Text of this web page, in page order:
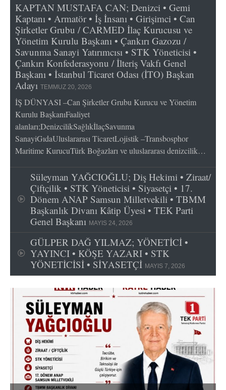
KAPTAN MUSTAFA CAN; Denizci • Gemi
Kaptanı • Armatör • İş İnsanı • Girişimci • Can
Şirketler Grubu / CARMED İlaç Kurucusu ve
Yönetim Kurulu Başkanı • Çankırı Gazozu /
Savunma Sanayi Yatırımcısı • STK Yöneticisi •
Çankırı Konfederasyonu / İlteriş Vakfı Genel
Başkanı • İstanbul Ticaret Odası (İTO) Başkan
Adayı TEMMUZ 20, 2026
İŞ DÜNYASI –Can Şirketler Grubu Kurucu ve Yönetim
Kurulu BaşkanıFaaliyet
alanları;DenizcilikSağlıkİlaçSavunma
SanayiGıdaUluslararası TicaretLojistik –Transbosphor
Maritime KurucuTürk Boğazları ve uluslararası denizcilik…
Süleyman YAĞCIOĞLU; Diş Hekimi • Ziraat/
Çiftçilik • STK Yöneticisi • Siyasetçi • 17.
Dönem ANAP Samsun Milletvekili • TBMM
Başkanlık Divanı Kâtip Üyesi • TEK Parti
Genel Başkanı MAYIS 24, 2026
GÜLPER DAĞ YILMAZ; YÖNETİCİ •
YAYINCI • KÖŞE YAZARI • STK
YÖNETİCİSİ • SİYASETÇİ MAYIS 7, 2026